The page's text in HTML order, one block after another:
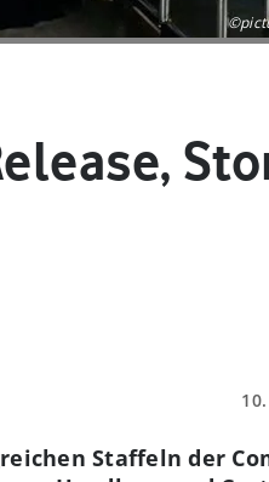
Staffeln der